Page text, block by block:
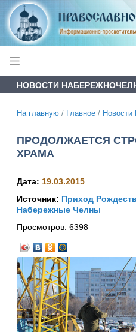
НОВОСТИ
На главную / Главное / Новости
ПРОДОЛЖАЕТСЯ
ХРАМА
Дата: 19.03.2015
Источник: Приход
Набережные Челны
Просмотров: 6398